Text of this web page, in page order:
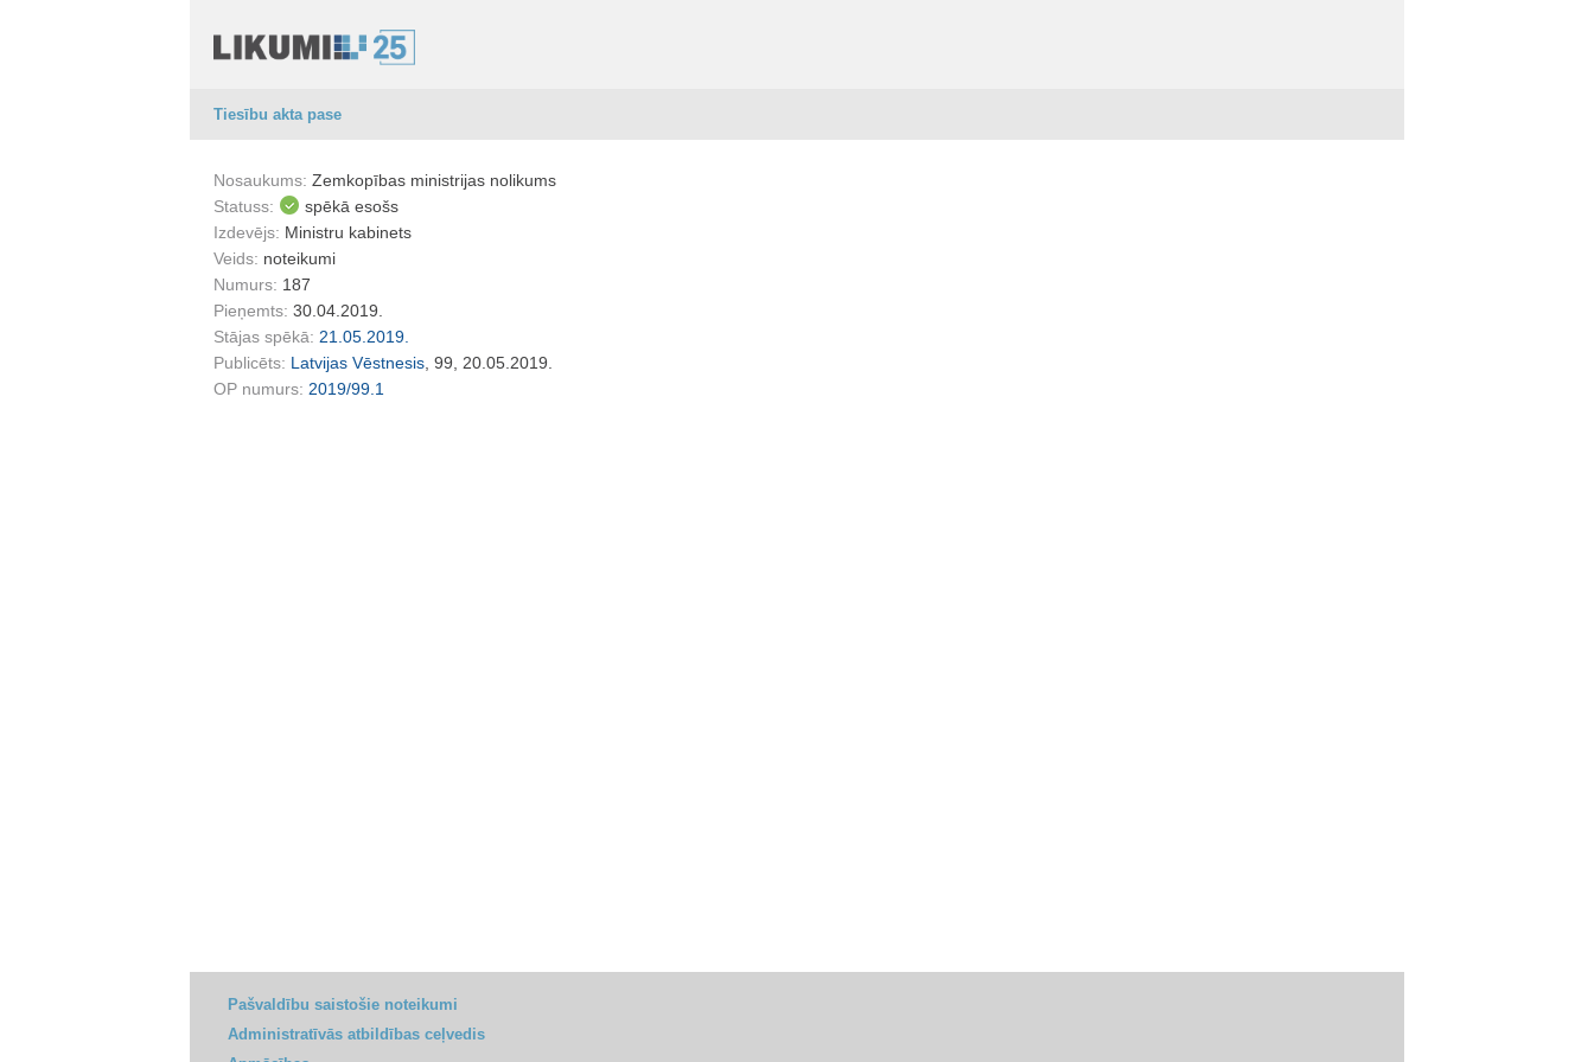
Tiesību akta pase
Nosaukums: Zemkopības ministrijas nolikums
Statuss:
spēkā esošs
Izdevējs: Ministru kabinets
Veids: noteikumi
Numurs: 187
Pieņemts: 30.04.2019.
Stājas spēkā: 21.05.2019.
Publicēts: Latvijas Vēstnesis , 99, 20.05.2019.
OP numurs: 2019/99.1
Pašvaldību saistošie noteikumi
Administratīvās atbildības ceļvedis